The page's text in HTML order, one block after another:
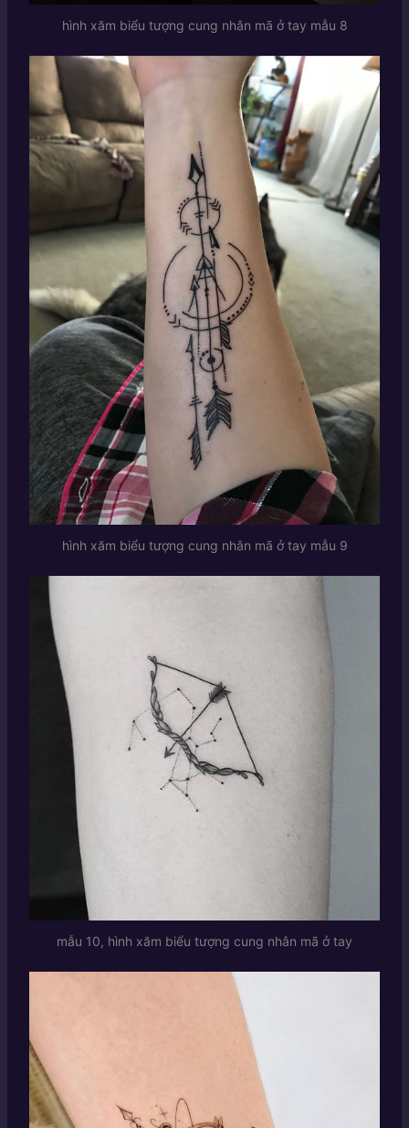
hình xăm biểu tượng cung nhân mã ở tay mẫu 8
hình xăm biểu tượng cung nhân mã ở tay mẫu 9
mẫu 10, hình xăm biểu tượng cung nhân mã ở tay